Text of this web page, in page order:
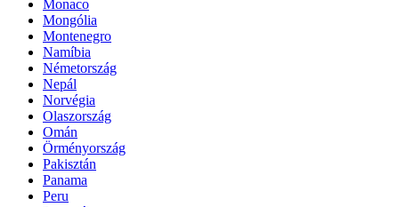
Monaco
Mongólia
Montenegro
Namíbia
Németország
Nepál
Norvégia
Olaszország
Omán
Örményország
Pakisztán
Panama
Peru